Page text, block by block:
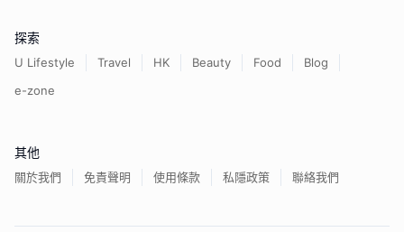
探索
U Lifestyle Travel HK Beauty Food
Blog
e-zone
其他
關於我們 免責聲明 使用條款 私隱政策 聯絡我們